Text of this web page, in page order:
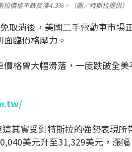
價格不跌反漲4.3%。（圖／特斯拉提供）
取消後，美國二手電動車市場
臨價格壓力。
格曾大幅滑落，一度跌破全美
其實受到特斯拉的強勢表現所
美元升至31,329美元，漲幅